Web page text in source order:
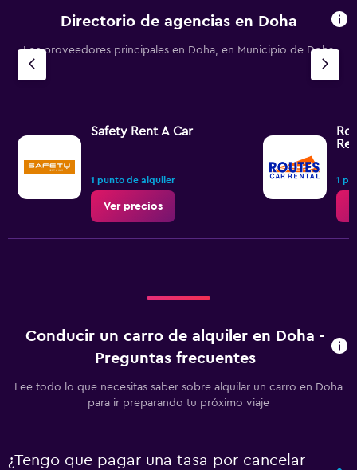
Directorio de agencias en Doha
Los proveedores principales en Doha, en Municipio de Doha
Safety Rent A Car
1 punto de alquiler
Ver precios
1
Conducir un carro de alquiler en Doha -
Preguntas frecuentes
Lee todo lo que necesitas saber sobre alquilar un carro en Doha
para ir preparando tu próximo viaje
¿Tengo que pagar una tasa por cancelar